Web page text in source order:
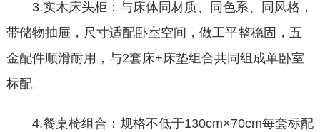
3.实木床头柜：与床体同材质、同色系、同风格，
带储物抽屉，尺寸适配卧室空间，做工平整稳固，五
金配件顺滑耐用，与2套床+床垫组合共同组成单卧室
标配。
4.餐桌椅组合：规格不低于130cm×70cm每套标配